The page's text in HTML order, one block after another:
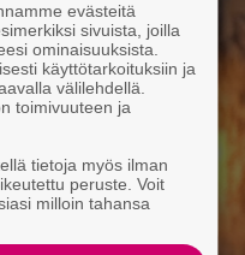
evästeitä
sivuista, joilla
ominaisuuksista.
käyttötarkoituksiin ja
välilehdellä.
toimivuuteen ja
tietoja myös ilman
peruste. Voit
milloin tahansa